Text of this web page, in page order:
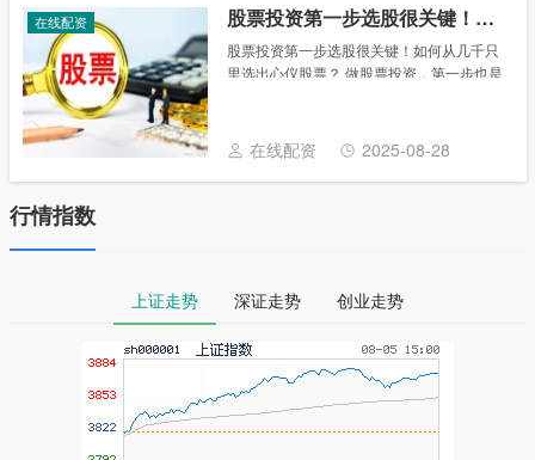
在线配资 股票投资第一步选股很关键！如何从几千只里选出心仪股票？
股票投资第一步选股很关键！如何从几千只
里选出心仪股票？ 做股票投资，第一步也是
来越多。这么多股票肯定不是每只都是好股
票或者是......
在线配资 2025-08-28
行情指数
上证走势 深证走势 创业走势